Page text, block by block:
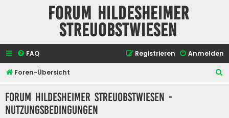
Forum Hildesheimer
Streuobstwiesen
FAQ Anmelden
Registrieren
Foren-Übersicht
Forum Hildesheimer Streuobstwiesen -
Nutzungsbedingungen